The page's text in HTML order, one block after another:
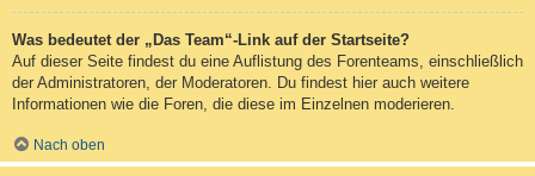
Was bedeutet der „Das Team“-Link auf der Startseite?
Auf dieser Seite findest du eine Auflistung des Forenteams, einschließlich
der Administratoren, der Moderatoren. Du findest hier auch weitere
Informationen wie die Foren, die diese im Einzelnen moderieren.
Nach oben